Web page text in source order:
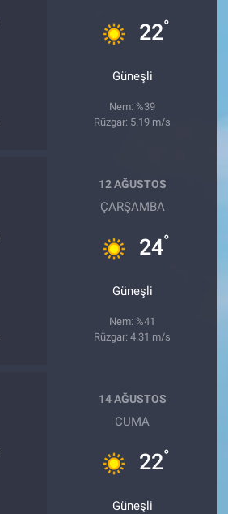
22°
Güneşli
Nem: %39
Rüzgar: 5.19 m/s
12 AĞUSTOS
ÇARŞAMBA
24°
Güneşli
Nem: %41
Rüzgar: 4.31 m/s
14 AĞUSTOS
CUMA
22°
Güneşli